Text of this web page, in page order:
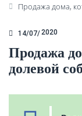
Продажа дома,
14/07 2020
Продажа
долевой